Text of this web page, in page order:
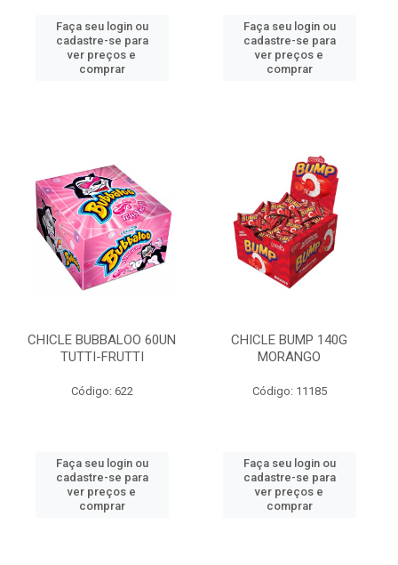
Faça seu login ou
cadastre-se para
ver preços e
comprar
Faça seu login ou
cadastre-se para
ver preços e
comprar
CHICLE BUBBALOO 60UN
TUTTI-FRUTTI
Código: 622
Faça seu login ou
cadastre-se para
ver preços e
comprar
CHICLE BUMP 140G
MORANGO
Código: 11185
Faça seu login ou
cadastre-se para
ver preços e
comprar